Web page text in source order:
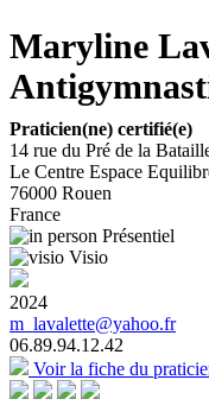
Maryline
Praticien(ne) certifié(e)
14 rue du Pré de la
Le Centre Espace
76000 Rouen
France
Présentiel
Visio
2024
m_lavalette@yahoo.fr
06.89.94.12.42
Voir la fiche du